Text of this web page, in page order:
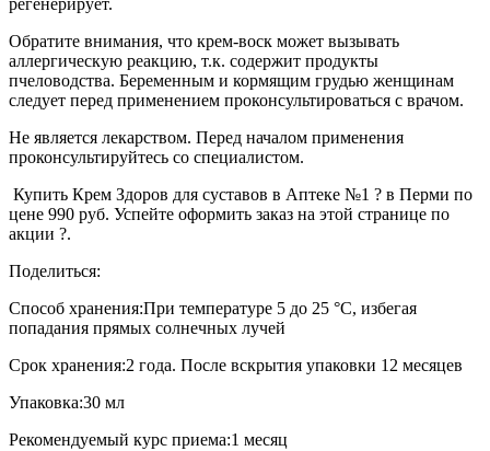
Обратите внимания, что крем-воск может вызывать
аллергическую реакцию, т.к. содержит продукты
пчеловодства. Беременным и кормящим грудью женщинам
следует перед применением проконсультироваться с врачом.
Не является лекарством. Перед началом применения
проконсультируйтесь со специалистом.
Купить Крем Здоров для суставов в Аптеке №1 ? в Перми по
цене 990 руб. Успейте оформить заказ на этой странице по
акции ?.
Поделиться:
Способ хранения:При температуре 5 до 25 °C, избегая
попадания прямых солнечных лучей
Срок хранения:2 года. После вскрытия упаковки 12 месяцев
Упаковка:30 мл
Рекомендуемый курс приема:1 месяц